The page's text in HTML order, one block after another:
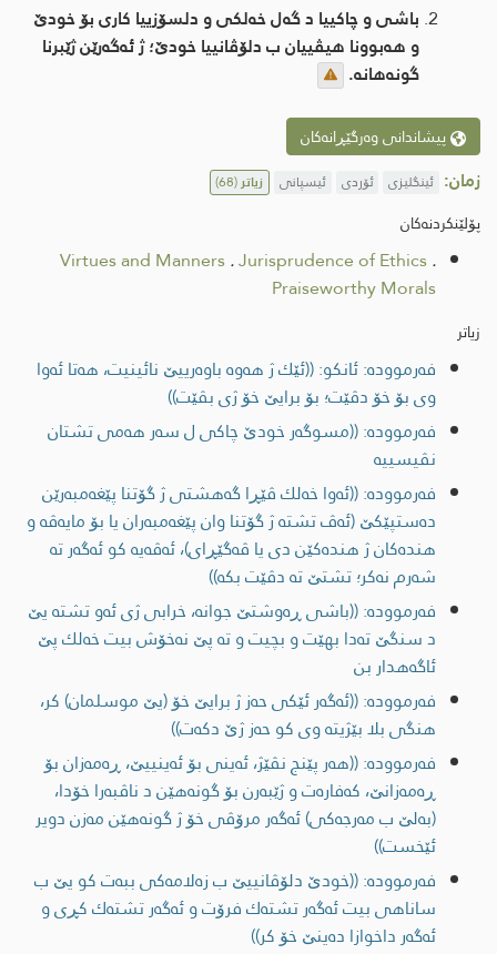
باشی و چاكییا د گه‌ل خه‌لكی و دلسۆزییا كاری بۆ خودێ
و هه‌بوونا هیڤییان ب دلۆڤانییا خودێ؛ ژ ئه‌گه‌رێن ژێبرنا
گونه‌هانه‌.
پیشاندانی وەرگێڕانەکان
زمان: ئینگلیزی ئۆردی ئیسپانی زیاتر(68)
پۆلێنکردنەکان
Virtues and Manners.Jurisprudence of Ethics.
Praiseworthy Morals
زیاتر
فەرموودە: ئانكو: ((ئێك ژ هه‌وه‌ باوه‌رییێ نائینیت، هه‌تا ئه‌وا
وی بۆ خۆ دڤێت؛ بۆ برایێ خۆ ژی بڤێت))
فەرموودە: ((مسوگه‌ر خودێ چاكی ل سه‌ر هه‌می تشتان
نڤیسییه
فەرموودە: ((ئه‌وا خه‌لك ڤێڕا گه‌هشتی ژ گۆتنا پێغه‌مبه‌رێن
ده‌ستپێكێ (ئه‌ڤ تشته‌ ژ گۆتنا وان پێغه‌مبه‌ران یا بۆ مایه‌ڤه‌ و
هنده‌كان ژ هنده‌كێن دی یا ڤه‌گێڕای)، ئه‌ڤه‌یه‌ كو ئه‌گه‌ر ته‌
شه‌رم نه‌كر؛ تشتێ ته‌ دڤێت بكه‌))
فەرموودە: ((باشی ڕه‌وشتێ جوانه‌، خرابی ژی ئه‌و تشته‌ یێ
د سنگێ ته‌دا بهێت و بچیت و ته‌ پێ نه‌خۆش بیت خه‌لك پێ
ئاگه‌هدار بن
فەرموودە: ((ئەگەر ئێكی حه‌ز ژ برایێ خۆ (یێ موسلمان) كر،
هنگی بلا بێژیته‌ وی كو حه‌ز ژێ دكه‌ت))
فەرموودە: ((هه‌ر پێنج نڤێژ، ئه‌ینی بۆ ئه‌ینییێ، ڕه‌مه‌زان بۆ
ڕه‌مه‌زانێ، كه‌فاره‌ت و ژێبه‌رن بۆ گونه‌هێن د ناڤبه‌را خۆدا،
(به‌لێ ب مه‌رجه‌كی) ئه‌گه‌ر مرۆڤی خۆ ژ گونه‌هێن مه‌زن دویر
ئێخست))
فەرموودە: ((خودێ دلۆڤانییێ ب زه‌لامه‌كی ببه‌ت كو یێ ب
ساناهی بیت ئه‌گه‌ر تشته‌ك فرۆت و ئه‌گه‌ر تشته‌ك كڕی و
ئه‌گه‌ر داخوازا ده‌ینێ خۆ كر))